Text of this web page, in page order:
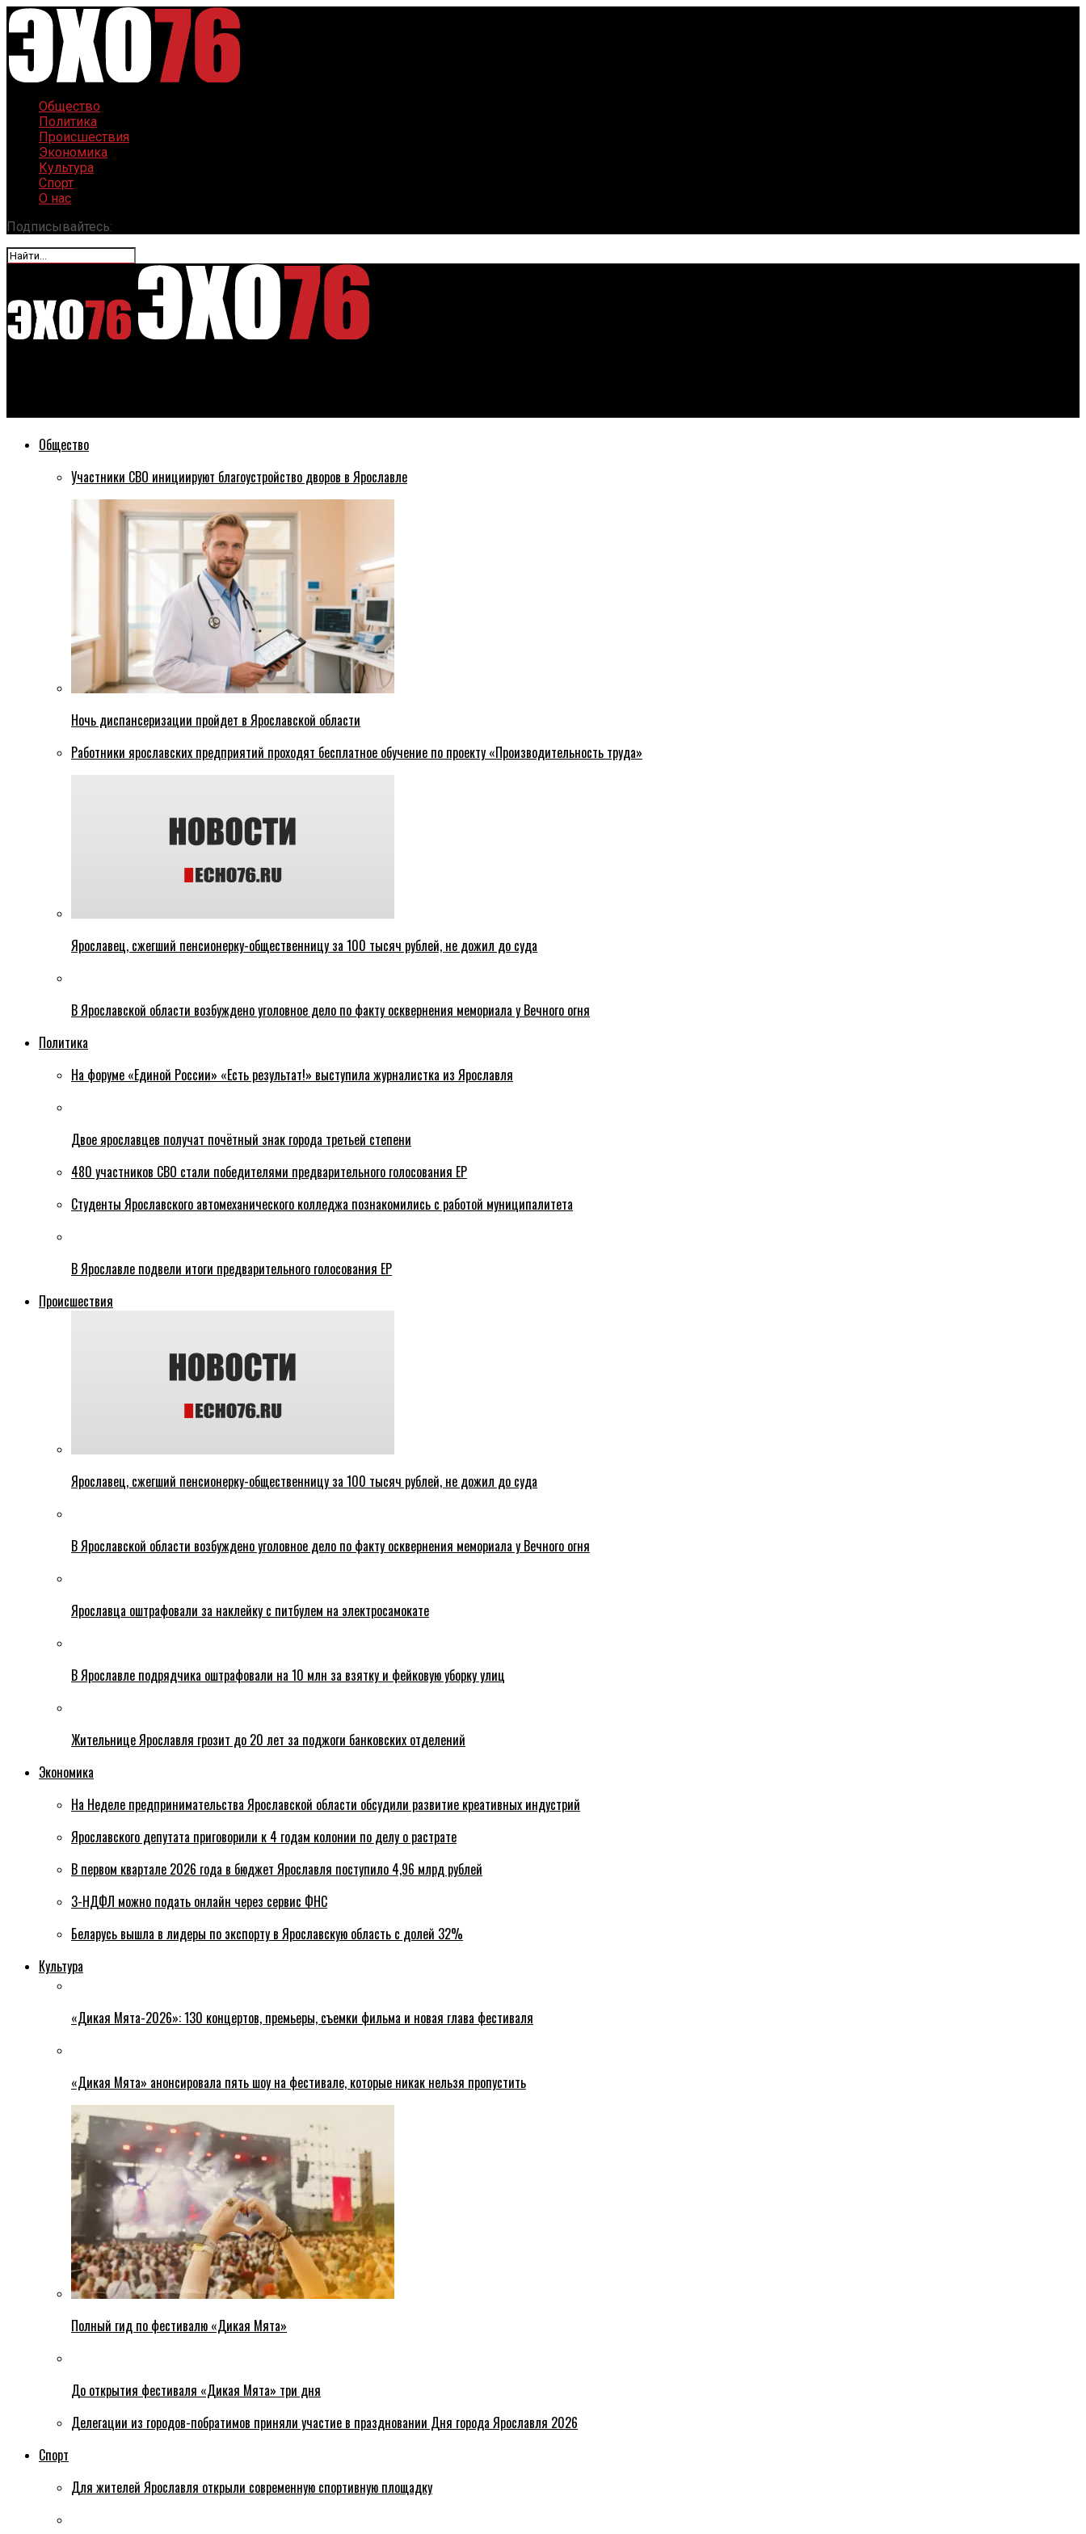
Общество
Политика
Происшествия
Экономика
Культура
Спорт
О нас
Подписывайтесь:
Общество
Участники СВО инициируют благоустройство дворов в Ярославле
Ночь диспансеризации пройдет в Ярославской области
Работники ярославских предприятий проходят бесплатное обучение по проекту «Производительность труда»
Ярославец, сжегший пенсионерку-общественницу за 100 тысяч рублей, не дожил до суда
В Ярославской области возбуждено уголовное дело по факту осквернения мемориала у Вечного огня
Политика
На форуме «Единой России» «Есть результат!» выступила журналистка из Ярославля
Двое ярославцев получат почётный знак города третьей степени
480 участников СВО стали победителями предварительного голосования ЕР
Студенты Ярославского автомеханического колледжа познакомились с работой муниципалитета
В Ярославле подвели итоги предварительного голосования ЕР
Происшествия
Ярославец, сжегший пенсионерку-общественницу за 100 тысяч рублей, не дожил до суда
В Ярославской области возбуждено уголовное дело по факту осквернения мемориала у Вечного огня
Ярославца оштрафовали за наклейку с питбулем на электросамокате
В Ярославле подрядчика оштрафовали на 10 млн за взятку и фейковую уборку улиц
Жительнице Ярославля грозит до 20 лет за поджоги банковских отделений
Экономика
На Неделе предпринимательства Ярославской области обсудили развитие креативных индустрий
Ярославского депутата приговорили к 4 годам колонии по делу о растрате
В первом квартале 2026 года в бюджет Ярославля поступило 4,96 млрд рублей
3-НДФЛ можно подать онлайн через сервис ФНС
Беларусь вышла в лидеры по экспорту в Ярославскую область с долей 32%
Культура
«Дикая Мята-2026»: 130 концертов, премьеры, съемки фильма и новая глава фестиваля
«Дикая Мята» анонсировала пять шоу на фестивале, которые никак нельзя пропустить
Полный гид по фестивалю «Дикая Мята»
До открытия фестиваля «Дикая Мята» три дня
Делегации из городов-побратимов приняли участие в праздновании Дня города Ярославля 2026
Спорт
Для жителей Ярославля открыли современную спортивную площадку